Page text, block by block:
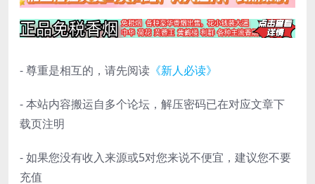
- 尊重是相互的，请先阅读 《新人必读》
- 本站内容搬运自多个论坛，解压密码已在对应文章下
载页注明
- 如果您没有收入来源或5对您来说不便宜，建议您不要
充值